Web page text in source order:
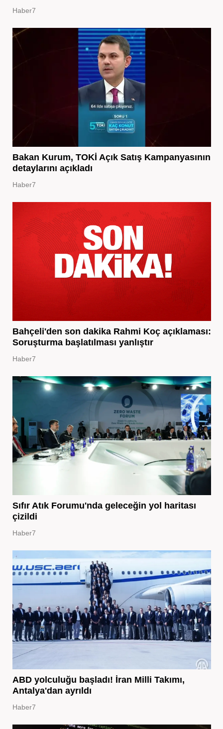
Haber7
Bakan Kurum, TOKİ Açık Satış Kampanyasının
detaylarını açıkladı
Haber7
Bahçeli'den son dakika Rahmi Koç açıklaması:
Soruşturma başlatılması yanlıştır
Haber7
Sıfır Atık Forumu'nda geleceğin yol haritası
çizildi
Haber7
ABD yolculuğu başladı! İran Milli Takımı,
Antalya'dan ayrıldı
Haber7